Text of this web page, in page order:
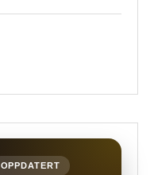
OPPDATERT